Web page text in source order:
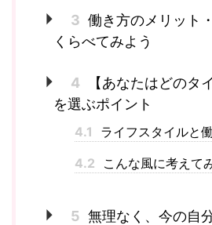
3 働き方のメリット
くらべてみよう
4
【あなたはどのタ
を選ぶポイント
4.1
ライフスタイルと
4.2
こんな風に考えて
5 無理なく、今の自